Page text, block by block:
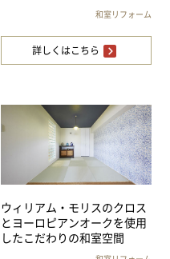
和室リフォーム
詳しくはこちら
ウィリアム・モリスのクロス
とヨーロピアンオークを使用
したこだわりの和室空間